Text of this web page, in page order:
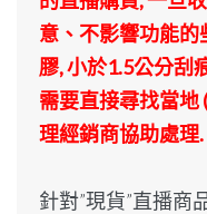
意、不影響功能的
膠, 小於1.5公分刮
需要直接尋找當地
理經銷商協助處理.
針對”現貨”直播商